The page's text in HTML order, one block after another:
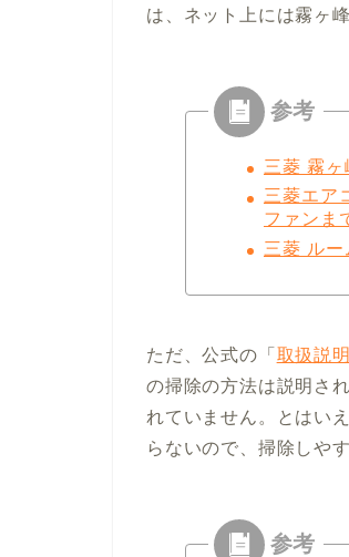
は、ネット上には霧ヶ
三菱 霧ヶ
三菱エア
ファンま
三菱 ル
ただ、公式の「 取扱説
の掃除の方法は説明さ
れていません。とはい
らないので、掃除しや